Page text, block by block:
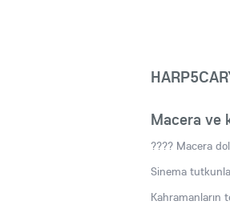
Macera ve
???? Macera
Sinema
Kahramanların